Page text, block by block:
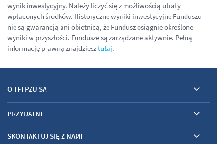
wynik inwestycyjny. Należy liczyć się z możliwością utraty
wpłaconych środków. Historyczne wyniki inwestycyjne Funduszu
nie są gwarancją ani obietnicą, że Fundusz osiągnie określone
wyniki w przyszłości. Fundusze są zarządzane aktywnie. Pełną
informację prawną znajdziesztutaj.
O TFI PZU SA
PRZYDATNE
SKONTAKTUJ SIĘ Z NAMI